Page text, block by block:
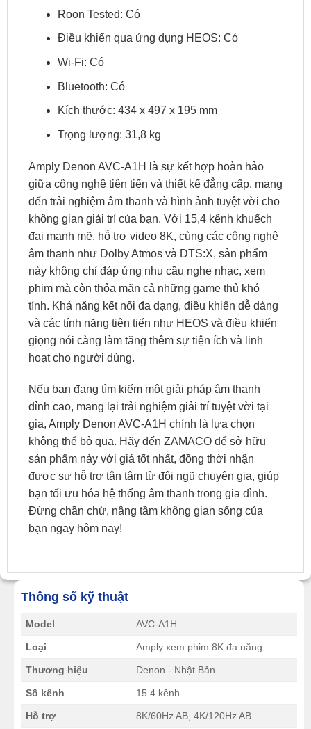
Roon Tested: Có
Điều khiển qua ứng dụng HEOS: Có
Wi-Fi: Có
Bluetooth: Có
Kích thước: 434 x 497 x 195 mm
Trọng lượng: 31,8 kg
Amply Denon AVC-A1H là sự kết hợp hoàn hảo
giữa công nghệ tiên tiến và thiết kế đẳng cấp, mang
đến trải nghiệm âm thanh và hình ảnh tuyệt vời cho
không gian giải trí của bạn. Với 15,4 kênh khuếch
đại mạnh mẽ, hỗ trợ video 8K, cùng các công nghệ
âm thanh như Dolby Atmos và DTS:X, sản phẩm
này không chỉ đáp ứng nhu cầu nghe nhạc, xem
phim mà còn thỏa mãn cả những game thủ khó
tính. Khả năng kết nối đa dạng, điều khiển dễ dàng
và các tính năng tiên tiến như HEOS và điều khiển
giọng nói càng làm tăng thêm sự tiện ích và linh
hoạt cho người dùng.
Nếu bạn đang tìm kiếm một giải pháp âm thanh
đỉnh cao, mang lại trải nghiệm giải trí tuyệt vời tại
gia, Amply Denon AVC-A1H chính là lựa chọn
không thể bỏ qua. Hãy đến ZAMACO để sở hữu
sản phẩm này với giá tốt nhất, đồng thời nhận
được sự hỗ trợ tận tâm từ đội ngũ chuyên gia, giúp
bạn tối ưu hóa hệ thống âm thanh trong gia đình.
Đừng chần chừ, nâng tầm không gian sống của
bạn ngay hôm nay!
Thông số kỹ thuật
Model AVC-A1H
Loại Amply xem phim 8K đa năng
Thương hiệu Denon - Nhật Bản
Số kênh 15.4 kênh
Hỗ trợ 8K/60Hz AB, 4K/120Hz AB